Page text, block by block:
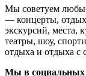
Мы советуем
— концерты, отдых
экскурсий, места,
театры, шоу,
отдыха и отдыха с
Мы в социальных